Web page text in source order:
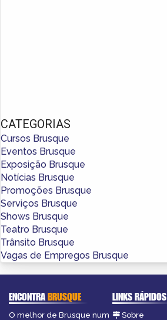
CATEGORIAS
Cursos Brusque
Eventos Brusque
Exposição Brusque
Notícias Brusque
Promoções Brusque
Serviços Brusque
Shows Brusque
Teatro Brusque
Trânsito Brusque
Vagas de Empregos Brusque
ENCONTRABRUSQUE
O melhor de Brusque num
LINKS RÁPIDOS
Sobre